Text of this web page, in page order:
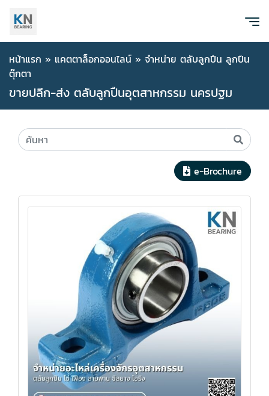
หน้าแรก » แคตตาล็อกออนไลน์ » จำหน่าย ตลับลูกปืน ลูกปืน
ตุ๊กตา
ขายปลีก-ส่ง ตลับลูกปืนอุตสาหกรรม นครปฐม
e-Brochure